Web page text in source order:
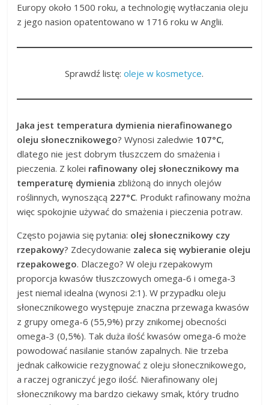
Europy około 1500 roku, a technologię wytłaczania oleju
z jego nasion opatentowano w 1716 roku w Anglii.
Sprawdź listę:oleje w kosmetyce.
Jaka jest temperatura dymienia nierafinowanego
oleju słonecznikowego? Wynosi zaledwie 107°C,
dlatego nie jest dobrym tłuszczem do smażenia i
pieczenia. Z kolei rafinowany olej słonecznikowy ma
temperaturę dymienia zbliżoną do innych olejów
roślinnych, wynoszącą 227°C. Produkt rafinowany można
więc spokojnie używać do smażenia i pieczenia potraw.
Często pojawia się pytania: olej słonecznikowy czy
rzepakowy? Zdecydowanie zaleca się wybieranie oleju
rzepakowego. Dlaczego? W oleju rzepakowym
proporcja kwasów tłuszczowych omega-6 i omega-3
jest niemal idealna (wynosi 2:1). W przypadku oleju
słonecznikowego występuje znaczna przewaga kwasów
z grupy omega-6 (55,9%) przy znikomej obecności
omega-3 (0,5%). Tak duża ilość kwasów omega-6 może
powodować nasilanie stanów zapalnych. Nie trzeba
jednak całkowicie rezygnować z oleju słonecznikowego,
a raczej ograniczyć jego ilość. Nierafinowany olej
słonecznikowy ma bardzo ciekawy smak, który trudno